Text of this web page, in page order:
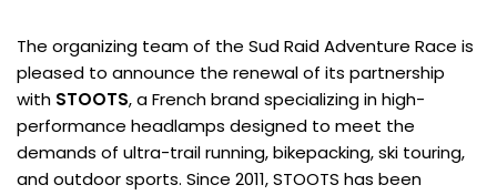
The organizing team of the Sud Raid Adventure Race is
pleased to announce the renewal of its partnership
with STOOTS, a French brand specializing in high-
performance headlamps designed to meet the
demands of ultra-trail running, bikepacking, ski touring,
and outdoor sports. Since 2011, STOOTS has been